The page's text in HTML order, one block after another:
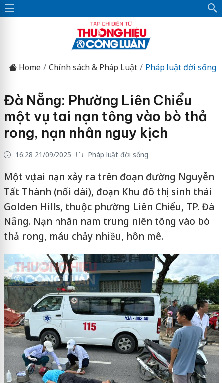
Home Chính sách & Pháp Luật Pháp luật đời sống
Đà Nẵng: Phường Liên Chiểu
một vụ tai nạn tông vào bò thả
rong, nạn nhân nguy kịch
16:28 21/09/2025 Pháp luật đời sống
Một vụ tai nạn xảy ra trên đoạn đường Nguyễn
Tất Thành (nối dài), đoạn Khu đô thị sinh thái
Golden Hills, thuộc phường Liên Chiểu, TP. Đà
Nẵng. Nạn nhân nam trung niên tông vào bò
thả rong, máu chảy nhiều, hôn mê.